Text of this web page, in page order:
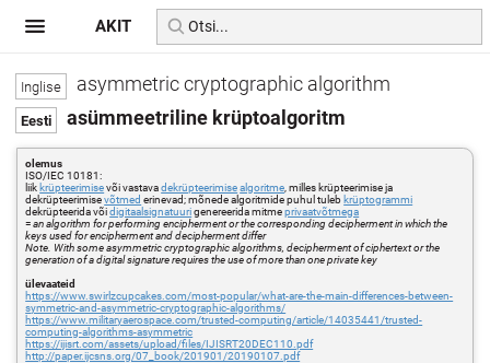
asymmetric cryptographic algorithm
asümmeetriline krüptoalgoritm
olemus
ISO/IEC 10181:
liik krüpteerimisevõi vastavadekrüpteerimisealgoritme , milles krüpteerimise ja
dekrüpteerimisevõtmed erinevad; mõnede algoritmide puhul tuleb krüptogrammi
dekrüpteerida võidigitaalsignatuurigenereerida mitmeprivaatvõtmega
=an algorithm for performing encipherment or the corresponding decipherment in which the
keys used for encipherment and decipherment differ
Note. With some asymmetric cryptographic algorithms, decipherment of ciphertext or the
generation of a digital signature requires the use of more than one private key
ülevaateid
https://www.swirlzcupcakes.com/most-popular/what-are-the-main-differences-between-
symmetric-and-asymmetric-cryptographic-algorithms/
https://www.militaryaerospace.com/trusted-computing/article/14035441/trusted-
computing-algorithms-asymmetric
https://ijisrt.com/assets/upload/files/IJISRT20DEC110.pdf
http://paper.ijcsns.org/07_book/201901/20190107.pdf
AKIT